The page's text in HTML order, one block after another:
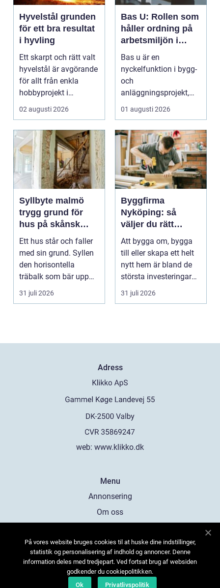
Hyvelstål grunden
för ett bra resultat
i hyvling
Ett skarpt och rätt valt
hyvelstål är avgörande
för allt från enkla
hobbyprojekt i
verkstaden till k...
02 augusti 2026
Bas U: Rollen som
håller ordning på
arbetsmiljön i
byggprojekt
Bas u är en
nyckelfunktion i bygg-
och
anläggningsprojekt,
med ansvar för att
arbetsm...
01 augusti 2026
Syllbyte malmö
trygg grund för
hus på skånsk
mark
Ett hus står och faller
med sin grund. Syllen
den horisontella
träbalk som bär upp
väggarna mot pla...
31 juli 2026
Byggfirma
Nyköping: så
väljer du rätt
partner för ditt
projekt
Att bygga om, bygga
till eller skapa ett helt
nytt hem är bland de
största investeringar
m...
31 juli 2026
Adress
web: www.klikko.dk
Menu
Annonsering
Om oss
Kontakta oss
Sitemap
På vores website bruges cookies til at huske dine indstillinger,
statistik og personalisering af indhold og annoncer. Denne
information deles med tredjepart. Ved fortsat brug af websiden
godkender du cookiepolitikken.
Ok
Privatlivspolitik